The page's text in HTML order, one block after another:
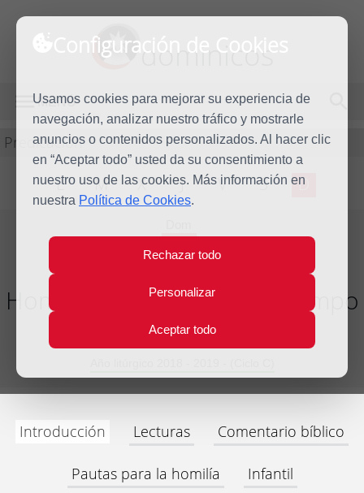
Configuración de Cookies
Usamos cookies para mejorar su experiencia de
navegación, analizar nuestro tráfico y mostrarle
anuncios o contenidos personalizados. Al hacer clic
en “Aceptar todo” usted da su consentimiento a
nuestro uso de las cookies. Más información en
nuestra Política de Cookies.
Rechazar todo
Personalizar
Aceptar todo
dominicos
MENÚ
Predicación
L M X J V S D
30
Jun
Homilía XIII Domingo del tiempo
ordinario
Introducción Lecturas Comentario bíblico
Pautas para la homilía Infantil